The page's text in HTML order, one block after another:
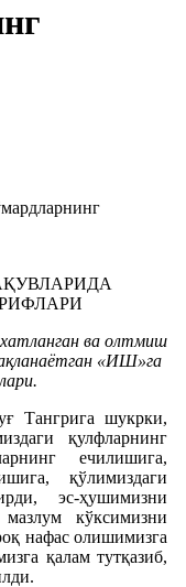
ва олтмиш
«ИШ»га
Тангрига шукрки,
қулфларнинг
ечилишига,
қўлимиздаги
эс-ҳушимизни
кўксимизни
нафас олишимизга
қалам тутқазиб,